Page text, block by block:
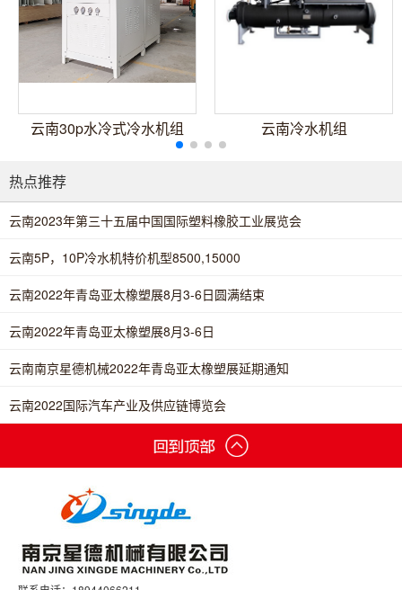
云南30p水冷式冷水机组 云南冷水机组
热点推荐
云南2023年第三十五届中国国际塑料橡胶工业展览会
云南5P，10P冷水机特价机型8500,15000
云南2022年青岛亚太橡塑展8月3-6日圆满结束
云南2022年青岛亚太橡塑展8月3-6日
云南南京星德机械2022年青岛亚太橡塑展延期通知
云南2022国际汽车产业及供应链博览会